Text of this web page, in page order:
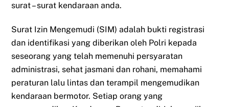
surat – surat kendaraan anda.
Surat Izin Mengemudi (SIM) adalah bukti registrasi
dan identifikasi yang diberikan oleh Polri kepada
seseorang yang telah memenuhi persyaratan
administrasi, sehat jasmani dan rohani, memahami
peraturan lalu lintas dan terampil mengemudikan
kendaraan bermotor. Setiap orang yang